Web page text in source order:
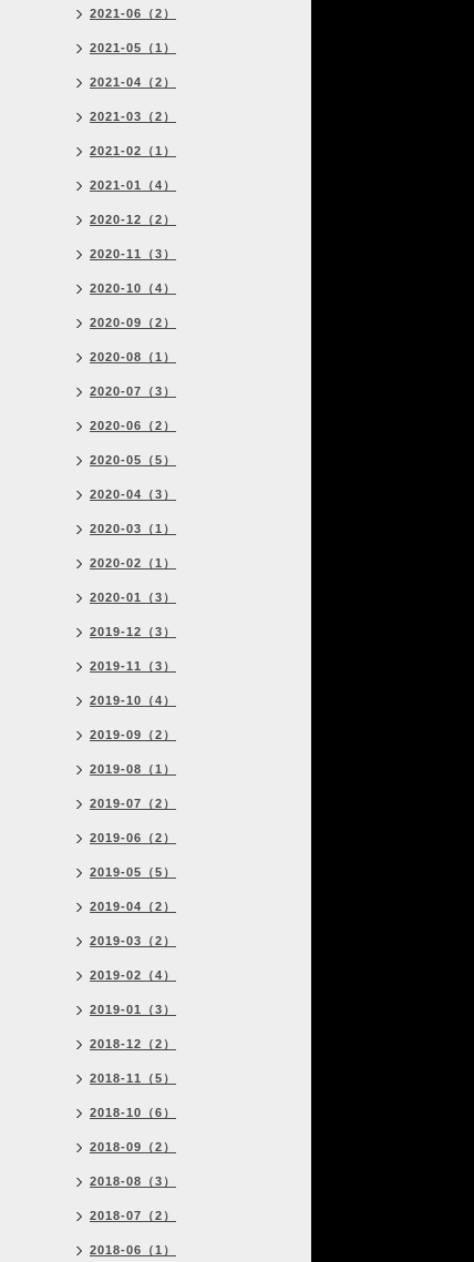
2021-06（2）
2021-05（1）
2021-04（2）
2021-03（2）
2021-02（1）
2021-01（4）
2020-12（2）
2020-11（3）
2020-10（4）
2020-09（2）
2020-08（1）
2020-07（3）
2020-06（2）
2020-05（5）
2020-04（3）
2020-03（1）
2020-02（1）
2020-01（3）
2019-12（3）
2019-11（3）
2019-10（4）
2019-09（2）
2019-08（1）
2019-07（2）
2019-06（2）
2019-05（5）
2019-04（2）
2019-03（2）
2019-02（4）
2019-01（3）
2018-12（2）
2018-11（5）
2018-10（6）
2018-09（2）
2018-08（3）
2018-07（2）
2018-06（1）